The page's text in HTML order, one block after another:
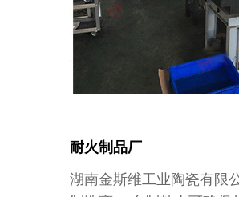
耐火制品厂
湖南金斯维工业陶瓷有限